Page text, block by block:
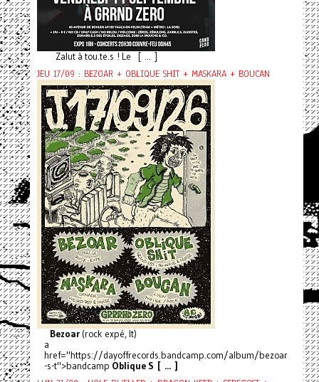
Zalut à tou.te.s ! Le [ ... ]
JEU 17/09 : BEZOAR + OBLIQUE SHIT + MASKARA + BOUCAN
Bezoar(rock expé, It)
a
href="https://dayoffrecords.bandcamp.com/album/bezoar
-s-t">bandcamp Oblique S [ ... ]